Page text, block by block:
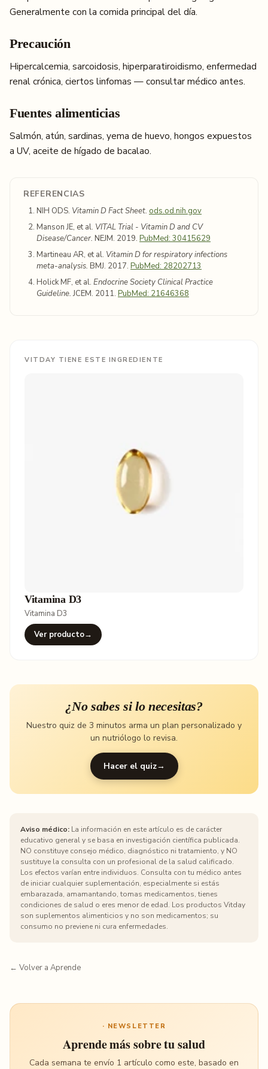
Generalmente con la comida principal del día.
Precaución
Hipercalcemia, sarcoidosis, hiperparatiroidismo, enfermedad
renal crónica, ciertos linfomas — consultar médico antes.
Fuentes alimenticias
Salmón, atún, sardinas, yema de huevo, hongos expuestos
a UV, aceite de hígado de bacalao.
REFERENCIAS
NIH ODS. Vitamin D Fact Sheet. ods.od.nih.gov
Manson JE, et al. VITAL Trial - Vitamin D and CV
Disease/Cancer. NEJM. 2019. PubMed: 30415629
Martineau AR, et al. Vitamin D for respiratory infections
meta-analysis. BMJ. 2017. PubMed: 28202713
Holick MF, et al. Endocrine Society Clinical Practice
Guideline.JCEM. 2011. PubMed: 21646368
VITDAY TIENE ESTE INGREDIENTE
Vitamina D3
Vitamina D3
Ver producto→
¿No sabes si lo necesitas?
Nuestro quiz de 3 minutos arma un plan personalizado y
un nutriólogo lo revisa.
Hacer el quiz→
Aviso médico: La información en este artículo es de carácter
educativo general y se basa en investigación científica publicada.
NO constituye consejo médico, diagnóstico ni tratamiento, y NO
sustituye la consulta con un profesional de la salud calificado.
Los efectos varían entre individuos. Consulta con tu médico antes
de iniciar cualquier suplementación, especialmente si estás
embarazada, amamantando, tomas medicamentos, tienes
condiciones de salud o eres menor de edad. Los productos Vitday
son suplementos alimenticios y no son medicamentos; su
consumo no previene ni cura enfermedades.
← Volver a Aprende
· NEWSLETTER
Aprende más sobre tu salud
Cada semana te envío 1 artículo como este, basado en